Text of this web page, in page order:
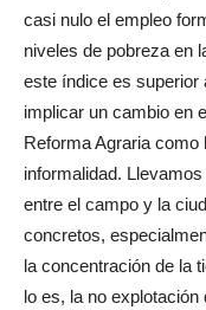
casi nulo el empleo
niveles de pobreza en
este índice es superior
implicar un cambio en
Reforma Agraria como
informalidad.
entre el campo y la
concretos,
la concentración de la
lo es, la no